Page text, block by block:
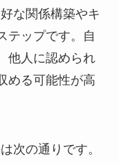
な関係構築やキ
テップです。自
他人に認められ
める可能性が高
次の通りです。